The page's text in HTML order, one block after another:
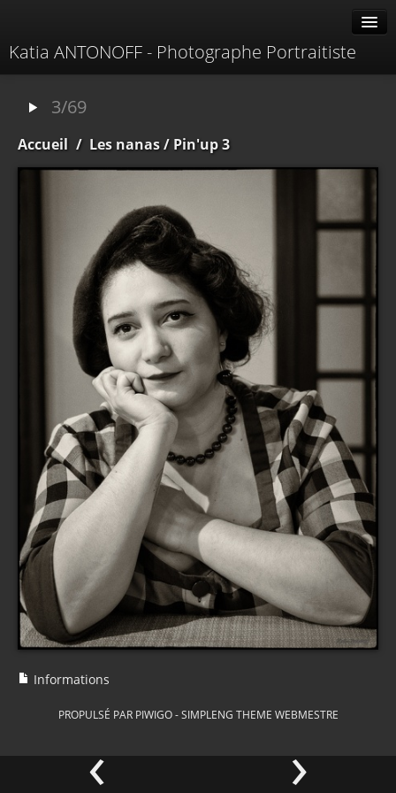
Katia ANTONOFF - Photographe Portraitiste
3/69
Accueil / Les nanas/ Pin'up 3
‹ ›
Informations
PROPULSÉ PAR PIWIGO-SIMPLENG THEME WEBMESTRE